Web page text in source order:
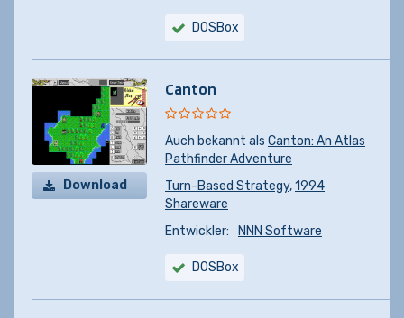
DOSBox
Download
Canton
Auch bekannt als Canton: An Atlas
Pathfinder Adventure
Turn-Based Strategy,1994
Shareware
Entwickler:
NNN Software
DOSBox